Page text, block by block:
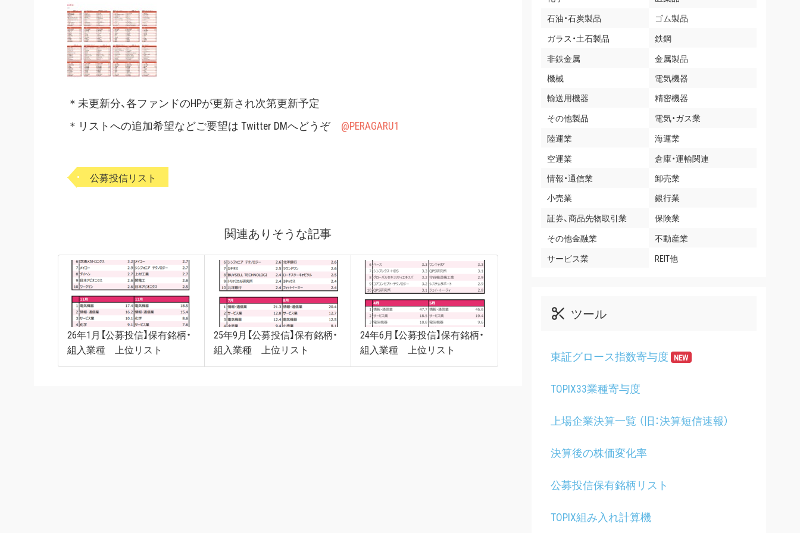
＊未更新分、各ファンドのHPが更新され次第更新予定
＊リストへの追加希望などご要望は Twitter DMへどうぞ @PERAGARU1
公募投信リスト
関連ありそうな記事
26年1月【公募投信】保有銘柄・
組入業種 上位リスト
25年9月【公募投信】保有銘柄・
組入業種 上位リスト
24年6月【公募投信】保有銘柄・
組入業種 上位リスト
石油・石炭製品
ゴム製品
ガラス・土石製品
鉄鋼
非鉄金属
金属製品
機械
電気機器
輸送用機器
精密機器
その他製品
電気・ガス業
陸運業
海運業
空運業
倉庫・運輸関連
情報・通信業
卸売業
小売業
銀行業
証券、商品先物取引業
保険業
その他金融業
不動産業
サービス業
REIT他
ツール
東証グロース指数寄与度 NEW
TOPIX33業種寄与度
上場企業決算一覧 （旧：決算短信速報）
決算後の株価変化率
公募投信保有銘柄リスト
TOPIX組み入れ計算機